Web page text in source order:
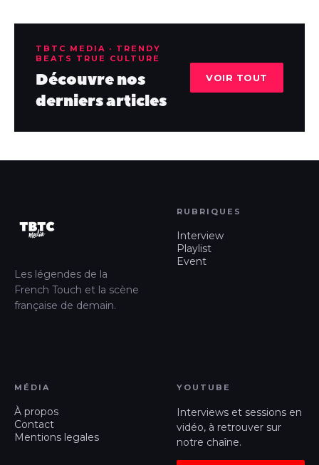
TBTC MEDIA · TRENDY
BEATS TRUE CULTURE
Découvre nos
derniers articles
VOIR TOUT
Les légendes de la
French Touch et la scène
française de demain.
RUBRIQUES
Interview
Playlist
Event
MÉDIA
À propos
Contact
Mentions legales
YOUTUBE
Interviews et sessions en
vidéo, à retrouver sur
notre chaîne.